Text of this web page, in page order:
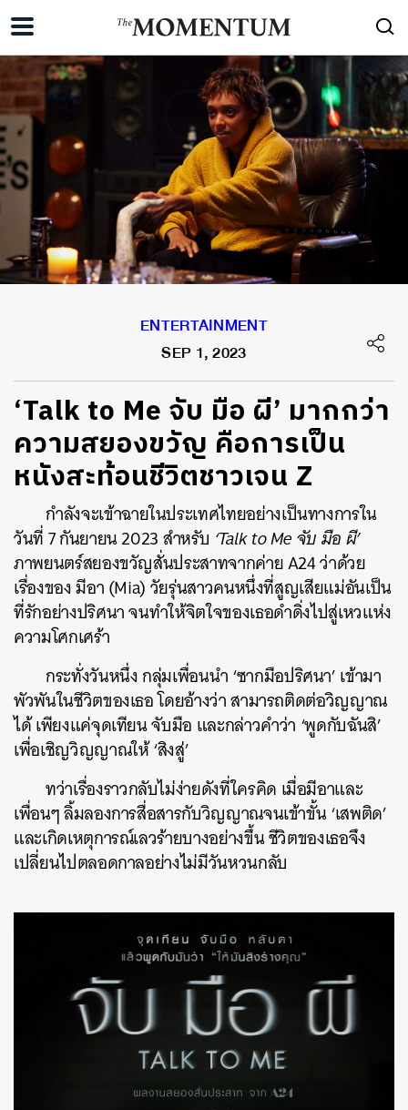
ENTERTAINMENT
SEP 1, 2023
‘Talk to Me จับ มือ ผี’ มากกว่า
ความสยองขวัญ คือการเป็น
หนังสะท้อนชีวิตชาวเจน Z
กำลังจะเข้าฉายในประเทศไทยอย่างเป็นทางการใน
วันที่ 7 กันยายน 2023 สำหรับ ‘Talk to Me จับ มือ ผี’
ภาพยนตร์สยองขวัญสั่นประสาทจากค่าย A24 ว่าด้วย
เรื่องของ มีอา (Mia) วัยรุ่นสาวคนหนึ่งที่สูญเสียแม่อันเป็น
ที่รักอย่างปริศนา จนทำให้จิตใจของเธอดำดิ่งไปสู่เหวแห่ง
ความโศกเศร้า
กระทั่งวันหนึ่ง กลุ่มเพื่อนนำ ‘ซากมือปริศนา’ เข้ามา
พัวพันในชีวิตของเธอ โดยอ้างว่า สามารถติดต่อวิญญาณ
ได้ เพียงแค่จุดเทียน จับมือ และกล่าวคำว่า ‘พูดกับฉันสิ’
เพื่อเชิญวิญญาณให้ ‘สิงสู่’
ทว่าเรื่องราวกลับไม่ง่ายดังที่ใครคิด เมื่อมีอาและ
เพื่อนๆ ลิ้มลองการสื่อสารกับวิญญาณจนเข้าขั้น ‘เสพติด’
และเกิดเหตุการณ์เลวร้ายบางอย่างขึ้น ชีวิตของเธอจึง
เปลี่ยนไปตลอดกาลอย่างไม่มีวันหวนกลับ